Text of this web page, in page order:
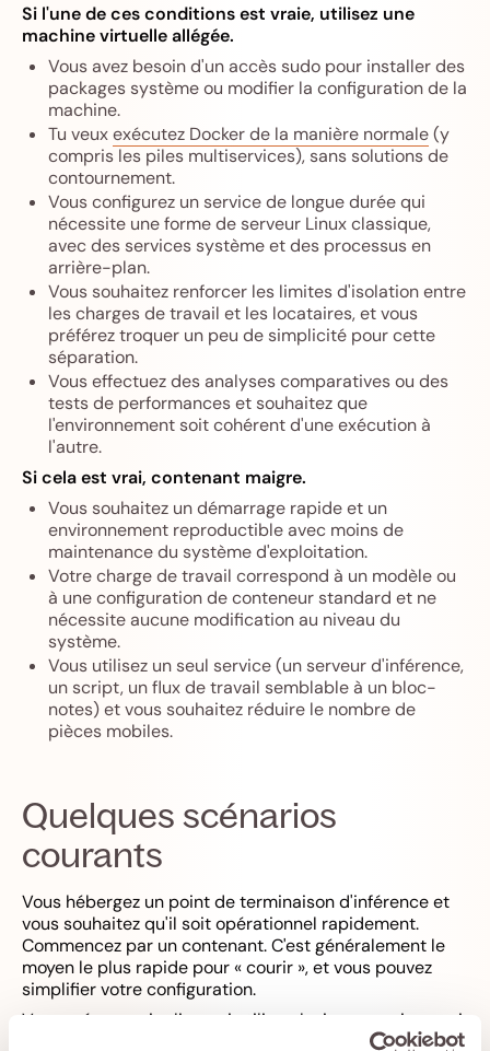
Si l'une de ces conditions est vraie, utilisez une
machine virtuelle allégée.
Vous avez besoin d'un accès sudo pour installer des
packages système ou modifier la configuration de la
machine.
Tu veuxexécutez Docker de la manière normale(y
compris les piles multiservices), sans solutions de
contournement.
Vous configurez un service de longue durée qui
nécessite une forme de serveur Linux classique,
avec des services système et des processus en
arrière-plan.
Vous souhaitez renforcer les limites d'isolation entre
les charges de travail et les locataires, et vous
préférez troquer un peu de simplicité pour cette
séparation.
Vous effectuez des analyses comparatives ou des
tests de performances et souhaitez que
l'environnement soit cohérent d'une exécution à
l'autre.
Si cela est vrai, contenant maigre.
Vous souhaitez un démarrage rapide et un
environnement reproductible avec moins de
maintenance du système d'exploitation.
Votre charge de travail correspond à un modèle ou
à une configuration de conteneur standard et ne
nécessite aucune modification au niveau du
système.
Vous utilisez un seul service (un serveur d'inférence,
un script, un flux de travail semblable à un bloc-
notes) et vous souhaitez réduire le nombre de
pièces mobiles.
Quelques scénarios
courants
Vous hébergez un point de terminaison d'inférence et
vous souhaitez qu'il soit opérationnel rapidement.
Commencez par un contenant. C'est généralement le
moyen le plus rapide pour « courir », et vous pouvez
simplifier votre configuration.
Vous créez un pipeline qui utilise plusieurs services qui
s'appuient sur Docker, ou vous essayez de reproduire